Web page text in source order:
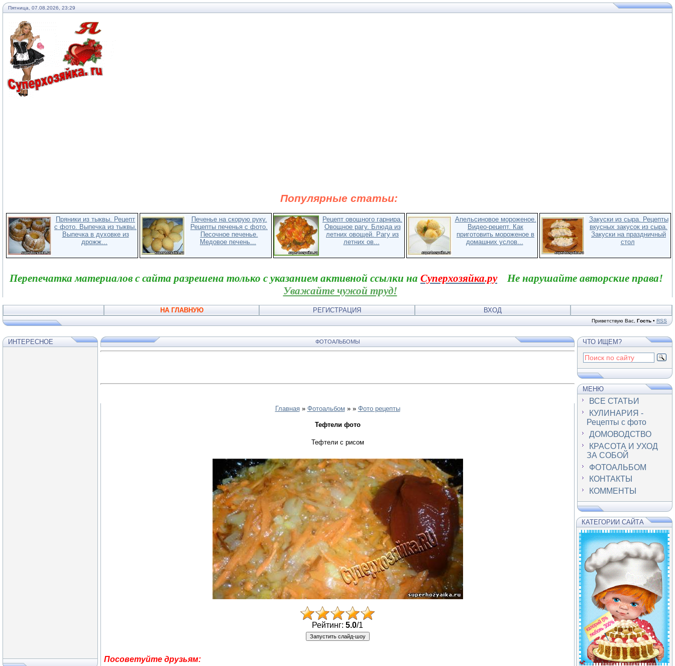
Пятница, 07.08.2026, 23:29
Популярные статьи:
Пряники из тыквы. Рецепт
с фото. Выпечка из тыквы.
Выпечка в духовке из
дрожж...
Печенье на скорую руку.
Рецепты печенья с фото.
Песочное печенье.
Медовое печень...
Рецепт овощного гарнира.
Овощное рагу. Блюда из
летних овощей. Рагу из
летних ов...
Апельсиновое мороженое.
Видео-рецепт. Как
приготовить мороженое в
домашних услов...
Закуски из сыра. Рецепты
вкусных закусок из сыра.
Закуски на праздничный
стол
Перепечатка материалов с сайта разрешена только с указанием активной ссылки на Суперхозяйка.руНе нарушайте авторские права!
Уважайте чужой труд!
НА ГЛАВНУЮ РЕГИСТРАЦИЯ ВХОД
Приветствую Вас Гость • RSS
ИНТЕРЕСНОЕ ФОТОАЛЬБОМЫ
Главная» Фотоальбом » » Фото рецепты
Тефтели фото
Тефтели с рисом
Рейтинг: 5.0/1
Посоветуйте друзьям:
ЧТО ИЩЕМ?
МЕНЮ
ВСЕ СТАТЬИ
КУЛИНАРИЯ -
Рецепты с фото
ДОМОВОДСТВО
КРАСОТА И УХОД
ЗА СОБОЙ
ФОТОАЛЬБОМ
КОНТАКТЫ
КОММЕНТЫ
КАТЕГОРИИ САЙТА